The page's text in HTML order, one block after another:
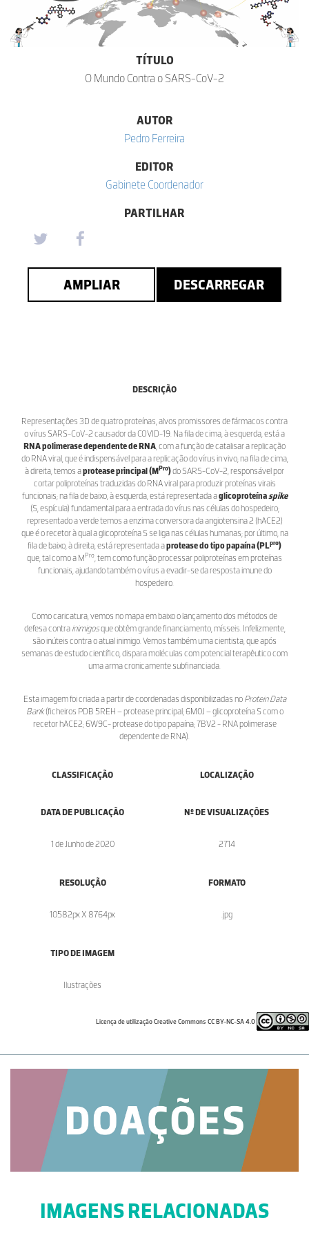
TÍTULO
O Mundo Contra o SARS-CoV-2
AUTOR
Pedro Ferreira
EDITOR
Gabinete Coordenador
PARTILHAR
AMPLIAR DESCARREGAR
DESCRIÇÃO
Representações 3D de quatro proteínas, alvos promissores de fármacos contra
o vírus SARS-CoV-2 causador da COVID-19. Na fila de cima, à esquerda, está a
RNA polimerase dependente de RNA, com a função de catalisar a replicação
do RNA viral, que é indispensável para a replicação do vírus in vivo; na fila de cima,
à direita, temos aprotease principal (MPro)do SARS-CoV-2, responsável por
cortar poliproteínas traduzidas do RNA viral para produzir proteínas virais
funcionais; na fila de baixo, à esquerda, está representada aglicoproteínaspike
(S, espícula) fundamental para a entrada do vírus nas células do hospedeiro;
representado a verde temos a enzima conversora da angiotensina 2 (hACE2)
que é o recetor à qual a glicoproteína S se liga nas células humanas; por último, na
fila de baixo, à direita, está representada aprotease do tipo papaína (PLpro)
que, tal como a MPro, tem como função processar poliproteínas em proteínas
funcionais, ajudando também o vírus a evadir-se da resposta imune do
hospedeiro.
Como caricatura, vemos no mapa em baixo o lançamento dos métodos de
defesa contra inimigosque obtêm grande financiamento, mísseis. Infelizmente,
são inúteis contra o atual inimigo. Vemos também uma cientista, que após
semanas de estudo científico, dispara moléculas com potencial terapêutico com
uma arma cronicamente subfinanciada.
Esta imagem foi criada a partir de coordenadas disponibilizadas no Protein Data
Bank(ficheiros PDB 5REH – protease principal; 6M0J – glicoproteína S com o
recetor hACE2; 6W9C- protease do tipo papaína; 7BV2 - RNA polimerase
dependente de RNA).
CLASSIFICAÇÃO LOCALIZAÇÃO
DATA DE PUBLICAÇÃO
1 de Junho de 2020
Nº DE VISUALIZAÇÕES
2714
RESOLUÇÃO
10582px X 8764px
FORMATO
.jpg
TIPO DE IMAGEM
Ilustrações
Licença de utilização Creative Commons CC BY-NC-SA 4.0
IMAGENS RELACIONADAS